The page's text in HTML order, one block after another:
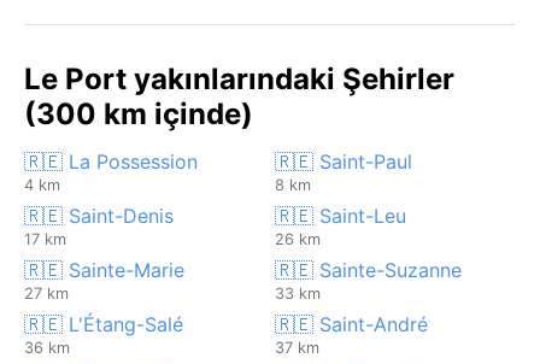
Le Port yakınlarındaki Şehirler
(300 km içinde)
🇷🇪 La Possession
4 km
🇷🇪 Saint-Paul
8 km
🇷🇪 Saint-Denis
17 km
🇷🇪 Saint-Leu
26 km
🇷🇪 Sainte-Marie
27 km
🇷🇪 Sainte-Suzanne
33 km
🇷🇪 L'Étang-Salé
36 km
🇷🇪 Saint-André
37 km